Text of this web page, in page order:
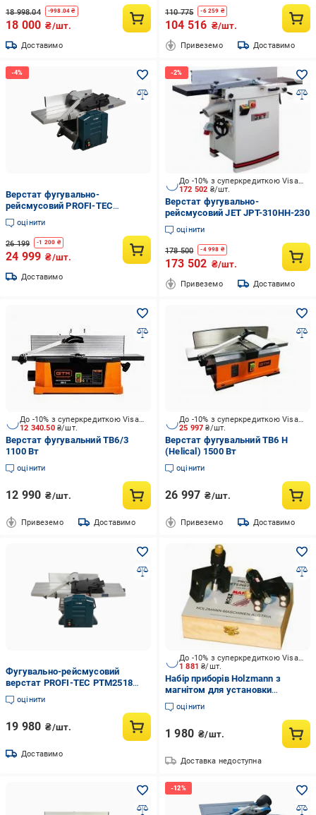
18 998.04 -998.04 ₴
18 000 ₴/шт.
Доставимо
110 775 -6 259 ₴
104 516 ₴/шт.
Привеземо Доставимо
Верстат фугувально-
рейсмусовий PROFI-TEC
PTM2518 з потужним
електродвигуном Сірий (GR-
06576)
оцінити
26 199 -1 200 ₴
24 999 ₴/шт.
Доставимо
172 502 ₴/шт.
До -10% з суперкредиткою Visa Вигода
Верстат фугувально-
рейсмусовий JET JPT-310HH-230
оцінити
178 500 -4 998 ₴
173 502 ₴/шт.
Привеземо Доставимо
12 340.50 ₴/шт.
До -10% з суперкредиткою Visa Вигода
Верстат фугувальний TB6/3
1100 Вт
оцінити
12 990 ₴/шт.
Привеземо Доставимо
25 997₴/шт.
До -10% з суперкредиткою Visa Вигода
Верстат фугувальний TB6 H
(Helical) 1500 Вт
оцінити
26 997 ₴/шт.
Привеземо Доставимо
Фугувально-рейсмусовий
верстат PROFI-TEC PTM2518
(006978)
оцінити
19 980 ₴/шт.
Доставимо
1 881₴/шт.
До -10% з суперкредиткою Visa Вигода
Набір приборів Holzmann з
магнітом для установки
фугувальних ножів MEL 2
оцінити
1 980 ₴/шт.
Доставка недоступна